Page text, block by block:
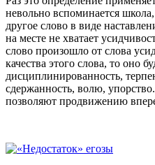
невольно вспоминается
другое слово в виде
на месте не хватает
слово произошло от слова
качества этого слова, то оно
дисциплинированность,
сдержанность, волю,
позволяют продвижению